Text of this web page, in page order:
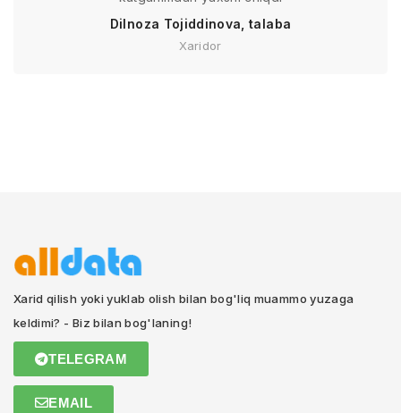
Dilnoza Tojiddinova, talaba
Xaridor
Xarid qilish yoki yuklab olish bilan bog'liq muammo yuzaga
keldimi? - Biz bilan bog'laning!
TELEGRAM
EMAIL